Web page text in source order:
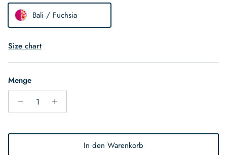
Bali / Fuchsia
Size chart
Menge
In den Warenkorb